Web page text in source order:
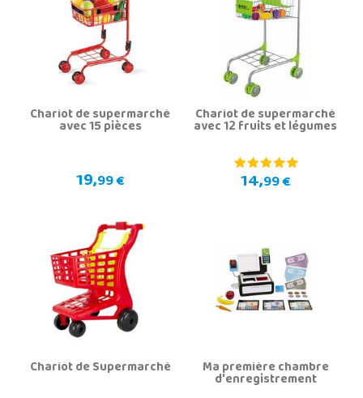
Chariot de supermarché
avec 15 pièces
19,99 €
Chariot de supermarché
avec 12 fruits et légumes
14,99 €
Chariot de Supermarché Ma première chambre
d'enregistrement